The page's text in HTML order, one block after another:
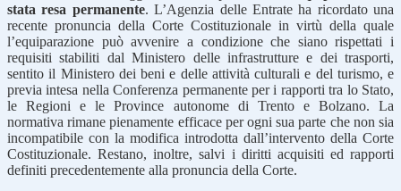
stata resa permanente. L’Agenzia delle Entrate ha ricordato una
recente pronuncia della Corte Costituzionale in virtù della quale
l’equiparazione può avvenire a condizione che siano rispettati i
requisiti stabiliti dal Ministero delle infrastrutture e dei trasporti,
sentito il Ministero dei beni e delle attività culturali e del turismo, e
previa intesa nella Conferenza permanente per i rapporti tra lo Stato,
le Regioni e le Province autonome di Trento e Bolzano. La
normativa rimane pienamente efficace per ogni sua parte che non sia
incompatibile con la modifica introdotta dall’intervento della Corte
Costituzionale. Restano, inoltre, salvi i diritti acquisiti ed rapporti
definiti precedentemente alla pronuncia della Corte.